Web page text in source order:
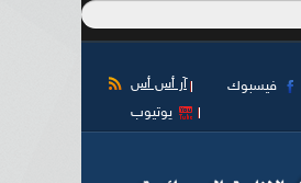
آر أس أس فيسبوك
يوتيوب